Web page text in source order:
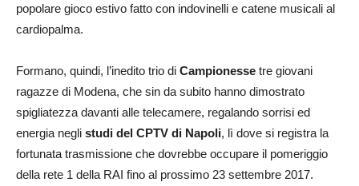
popolare gioco estivo fatto con indovinelli e catene musicali al
cardiopalma.
Formano, quindi, l’inedito trio di Campionesse tre giovani
ragazze di Modena, che sin da subito hanno dimostrato
spigliatezza davanti alle telecamere, regalando sorrisi ed
energia negli studi del CPTV di Napoli, lì dove si registra la
fortunata trasmissione che dovrebbe occupare il pomeriggio
della rete 1 della RAI fino al prossimo 23 settembre 2017.